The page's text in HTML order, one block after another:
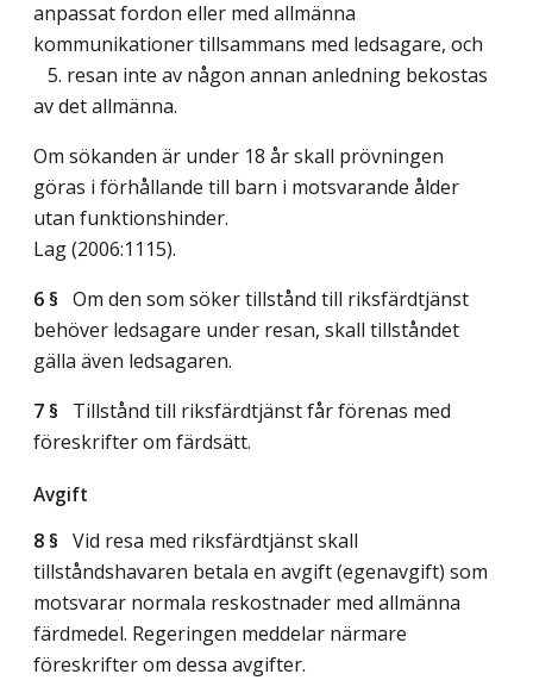
anpassat fordon eller med allmänna
kommunikationer tillsammans med ledsagare, och
5. resan inte av någon annan anledning bekostas
av det allmänna.
Om sökanden är under 18 år skall prövningen
göras i förhållande till barn i motsvarande ålder
utan funktionshinder.
Lag (2006:1115).
6 § Om den som söker tillstånd till riksfärdtjänst
behöver ledsagare under resan, skall tillståndet
gälla även ledsagaren.
7 § Tillstånd till riksfärdtjänst får förenas med
föreskrifter om färdsätt.
Avgift
8 § Vid resa med riksfärdtjänst skall
tillståndshavaren betala en avgift (egenavgift) som
motsvarar normala reskostnader med allmänna
färdmedel. Regeringen meddelar närmare
föreskrifter om dessa avgifter.